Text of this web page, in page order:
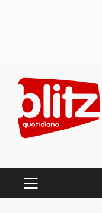
content
PRIMARY